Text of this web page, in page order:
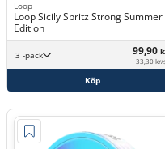
Loop
Loop Sicily Spritz Strong Summer
Edition
3 -pack 99,90
33,30 kr/
Köp